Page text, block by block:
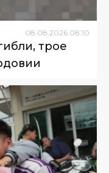
08 08 2026 08:10
трое